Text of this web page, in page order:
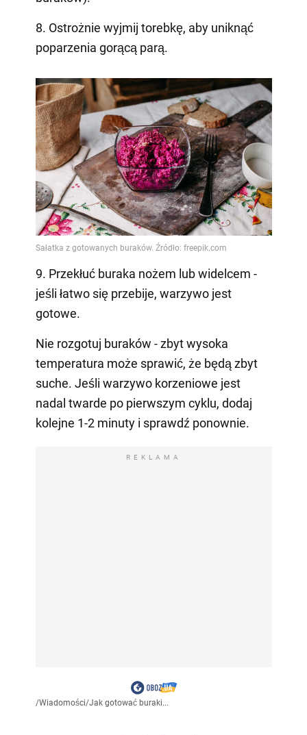
8. Ostrożnie wyjmij torebkę, aby uniknąć
poparzenia gorącą parą.
9. Przekłuć buraka nożem lub widelcem -
jeśli łatwo się przebije, warzywo jest
gotowe.
Nie rozgotuj buraków - zbyt wysoka
temperatura może sprawić, że będą zbyt
suche. Jeśli warzywo korzeniowe jest
nadal twarde po pierwszym cyklu, dodaj
kolejne 1-2 minuty i sprawdź ponownie.
REKLAMA
/Wiadomości/Jak gotować buraki...